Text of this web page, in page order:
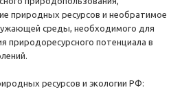
природных ресурсов и необратимое
среды, необходимого для
природоресурсного потенциала в
ресурсов и экологии РФ: